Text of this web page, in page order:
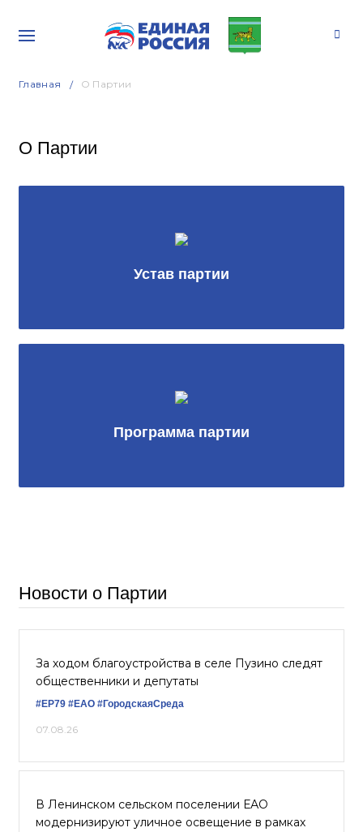
Главная О Партии
О Партии
Устав партии
Программа партии
Новости о Партии
За ходом благоустройства в селе Пузино следят
общественники и депутаты
#ЕР79 #ЕАО #ГородскаяСреда
07.08.26
В Ленинском сельском поселении ЕАО
модернизируют уличное освещение в рамках